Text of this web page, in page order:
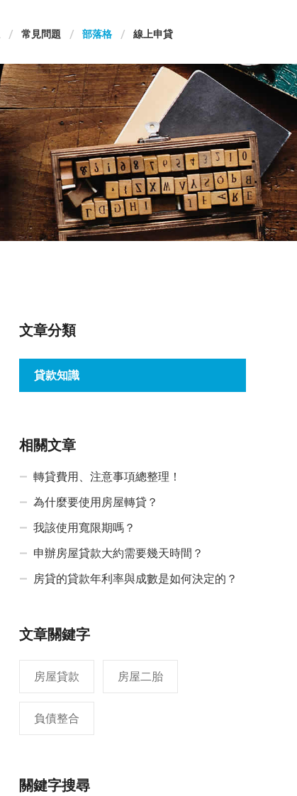
常見問題 部落格 線上申貸
文章分類
貸款知識
相關文章
轉貸費用、注意事項總整理！
為什麼要使用房屋轉貸？
我該使用寬限期嗎？
申辦房屋貸款大約需要幾天時間？
房貸的貸款年利率與成數是如何決定的？
文章關鍵字
房屋貸款 房屋二胎
負債整合
關鍵字搜尋